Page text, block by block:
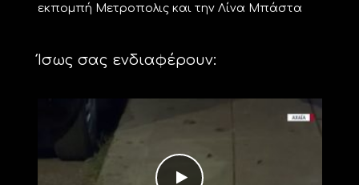
εκπομπή Μετροπολις και την Λίνα Μπάστα
Ίσως σας ενδιαφέρουν: